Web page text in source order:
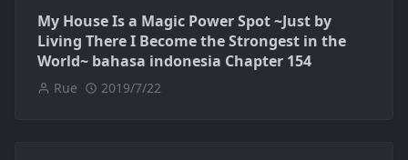
My House Is a Magic Power Spot ~Just by
Living There I Become the Strongest in the
World~ bahasa indonesia Chapter 154
Rue 2019/7/22